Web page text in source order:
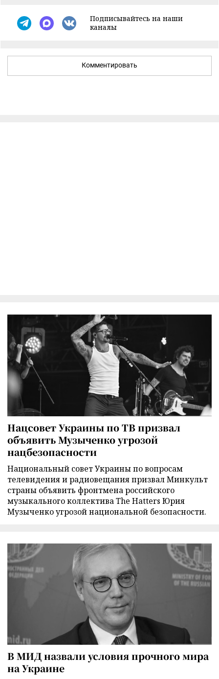
Подписывайтесь на наши
каналы
Комментировать
Нацсовет Украины по ТВ призвал
объявить Музыченко угрозой
нацбезопасности
Национальный совет Украины по вопросам
телевидения и радиовещания призвал Минкульт
страны объявить фронтмена российского
музыкального коллектива The Hatters Юрия
Музыченко угрозой национальной безопасности.
В МИД назвали условия прочного мира
на Украине